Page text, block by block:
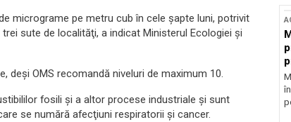
micrograme pe metru cub în cele şapte luni, potrivit
sute de localităţi, a indicat Ministerul Ecologiei şi
deşi OMS recomandă niveluri de maximum 10.
fosili şi a altor procese industriale şi sunt
se numără afecţiuni respiratorii şi cancer.